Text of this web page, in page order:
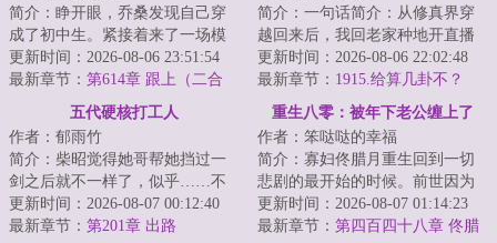
简介：睁开眼，乔桑发现自己穿
成了初中生。紧接着来了一场模
拟考。毕业她怕了吗？她怕
了……这考的都什么...
更新时间：2026-08-06 23:51:54
最新章节： 第614章 跟上（二合
简介：一句话简介：从修真界穿
越回来后，我回老家种地开直播
卖菜了！修成金丹渡劫失败的宋
檀回到现代，发...
更新时间：2026-08-06 22:02:48
最新章节： 1915.给算几卦不？
五代硬核打工人
作者：郁雨竹
简介：柴昭觉得她哥帮她挡过一
剑之后就不一样了，似乎……不
是他了。他总会说些郑先生都没
听过的，她听起...
更新时间：2026-08-07 00:12:40
最新章节： 第201章 出路
重生八零：被年下老公缠上了
作者：笨哒哒的幸福
简介：寡妇佟腊月重生回到一切
悲剧的最开始的时候。前世因为
改嫁宋大龙，踏上了一条不归
路。重生归来的第...
更新时间：2026-08-07 01:14:23
最新章节： 第四百四十八章 佟腊